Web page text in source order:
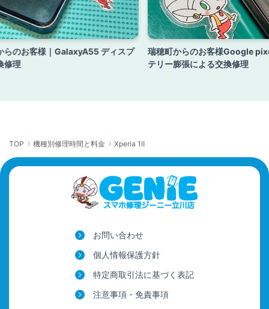
らのお客様｜GalaxyA55 ディスプ
修理
瑞穂町からのお客様Google
テリー膨張による交換修理
TOP 機種別修理時間と料金 Xperia 1Ⅱ
お問い合わせ
個人情報保護方針
特定商取引法に基づく表記
注意事項・免責事項